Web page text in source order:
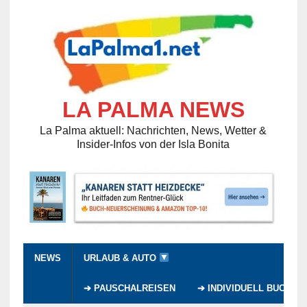
LA PALMA NEWS
La Palma aktuell: Nachrichten, News, Wetter &
Insider-Infos von der Isla Bonita
NEWS URLAUB & AUTO
➔ PAUSCHALREISEN ➔ INDIVIDUELL BUCHEN